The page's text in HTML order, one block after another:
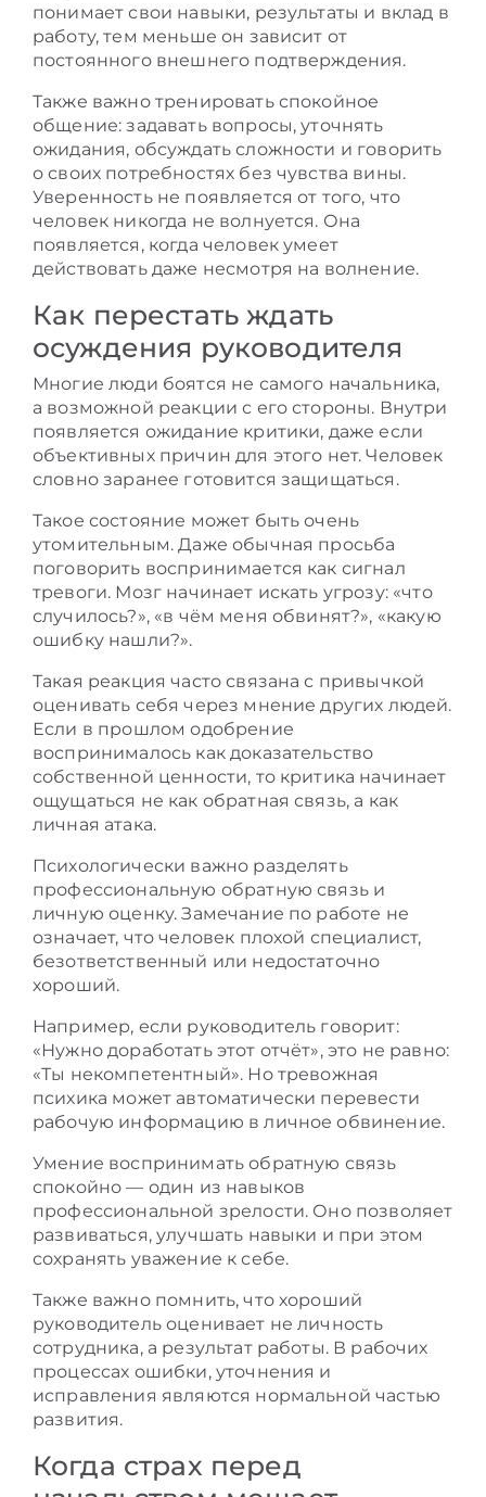
понимает свои навыки, результаты и вклад в
работу, тем меньше он зависит от
постоянного внешнего подтверждения.
Также важно тренировать спокойное
общение: задавать вопросы, уточнять
ожидания, обсуждать сложности и говорить
о своих потребностях без чувства вины.
Уверенность не появляется от того, что
человек никогда не волнуется. Она
появляется, когда человек умеет
действовать даже несмотря на волнение.
Как перестать ждать
осуждения руководителя
Многие люди боятся не самого начальника,
а возможной реакции с его стороны. Внутри
появляется ожидание критики, даже если
объективных причин для этого нет. Человек
словно заранее готовится защищаться.
Такое состояние может быть очень
утомительным. Даже обычная просьба
поговорить воспринимается как сигнал
тревоги. Мозг начинает искать угрозу: «что
случилось?», «в чём меня обвинят?», «какую
ошибку нашли?».
Такая реакция часто связана с привычкой
оценивать себя через мнение других людей.
Если в прошлом одобрение
воспринималось как доказательство
собственной ценности, то критика начинает
ощущаться не как обратная связь, а как
личная атака.
Психологически важно разделять
профессиональную обратную связь и
личную оценку. Замечание по работе не
означает, что человек плохой специалист,
безответственный или недостаточно
хороший.
Например, если руководитель говорит:
«Нужно доработать этот отчёт», это не равно:
«Ты некомпетентный». Но тревожная
психика может автоматически перевести
рабочую информацию в личное обвинение.
Умение воспринимать обратную связь
спокойно — один из навыков
профессиональной зрелости. Оно позволяет
развиваться, улучшать навыки и при этом
сохранять уважение к себе.
Также важно помнить, что хороший
руководитель оценивает не личность
сотрудника, а результат работы. В рабочих
процессах ошибки, уточнения и
исправления являются нормальной частью
развития.
Когда страх перед